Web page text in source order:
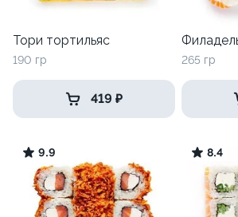
Тори тортильяс
190 гр
419 ₽
265 гр
9.9 8.4